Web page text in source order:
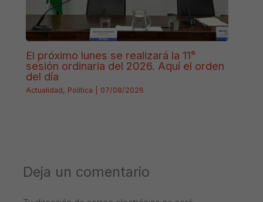
El próximo lunes se realizará la 11°
sesión ordinaria del 2026. Aquí el orden
del día
Actualidad, Política 07/08/2026
Deja un comentario